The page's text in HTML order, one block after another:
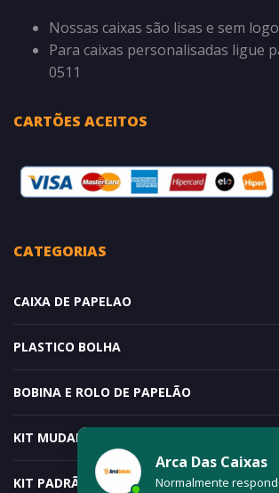
Arca Das Caixas
Normalmente
Nossas caixas são lisas e sem
Para caixas personalisadas ligue
0511
CARTÕES ACEITOS
CATEGORIAS
CAIXA DE PAPELAO
PLASTICO BOLHA
BOBINA E ROLO DE PAPELÃO
KIT MUDANÇA – DOIS QUARTOS
KIT PADRÃO ESPECIAL